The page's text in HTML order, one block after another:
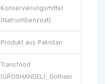
Konservierungsmittel
(Natriumbenzoat).
Produkt aus Pakistan
Transfood
(GROßHANDEL), Gothaer